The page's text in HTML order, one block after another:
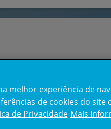
melhor experiência de
de cookies do site
de Privacidade Mais